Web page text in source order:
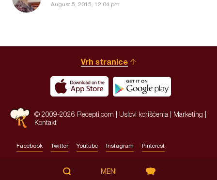
August 5, 2015, 12:04 pm
Vrh stranice
© 2009-2026 Recepti.com | Uslovi korišćenja Marketing
Kontakt
Facebook Twitter Youtube Instagram Pinterest